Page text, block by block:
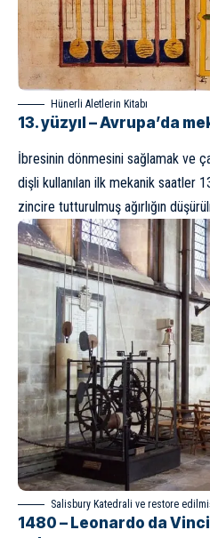
Hünerli Aletlerin Kitabı
13. yüzyıl – Avrupa’da
İbresinin dönmesini sağlamak ve
dişli kullanılan ilk mekanik saatler
zincire tutturulmuş ağırlığın
Salisbury Katedrali ve restore
1480 – Leonardo da